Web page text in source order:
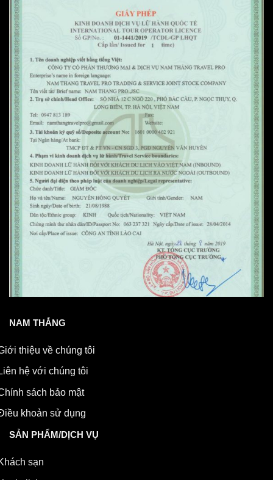
NAM THẮNG
thiệu về chúng tôi
hệ với chúng tôi
sách bảo mật
khoản sử dụng
SẢN PHẨM/DỊCH VỤ
sạn